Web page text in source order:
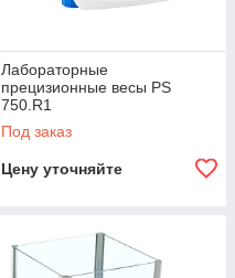
Лабораторные
прецизионные весы PS
750.R1
Под заказ
Цену уточняйте